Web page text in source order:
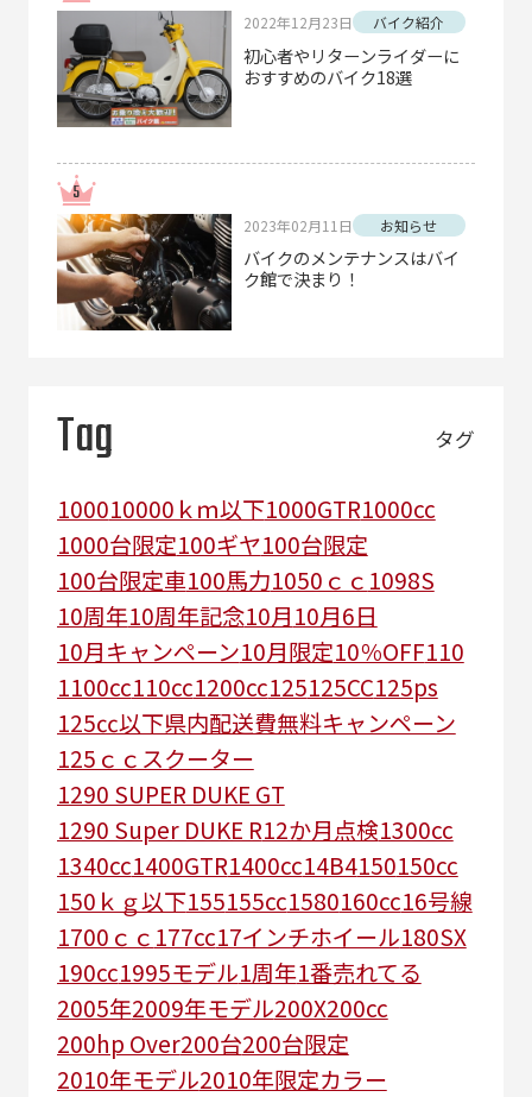
2022年12月23日 バイク紹介
初心者やリターンライダーに
おすすめのバイク18選
2023年02月11日 お知らせ
バイクのメンテナンスはバイ
ク館で決まり！
Tag タグ
100010000ｋｍ以下1000GTR1000cc
1000台限定100ギヤ100台限定
100台限定車100馬力1050ｃｃ 1098S
10周年10周年記念10月10月6日
10月キャンペーン10月限定10％OFF110
1100cc110cc1200cc125125CC125ps
125㏄以下県内配送費無料キャンペーン
125ｃｃスクーター
1290 SUPER DUKE GT
1290 Super DUKE R12か月点検1300cc
1340cc1400GTR1400cc14B4150150cc
150ｋｇ以下155155cc1580160cc16号線
1700ｃｃ 177cc17インチホイール180SX
190cc1995モデル1周年1番売れてる
2005年2009年モデル200X200cc
200hp Over200台200台限定
2010年モデル2010年限定カラー